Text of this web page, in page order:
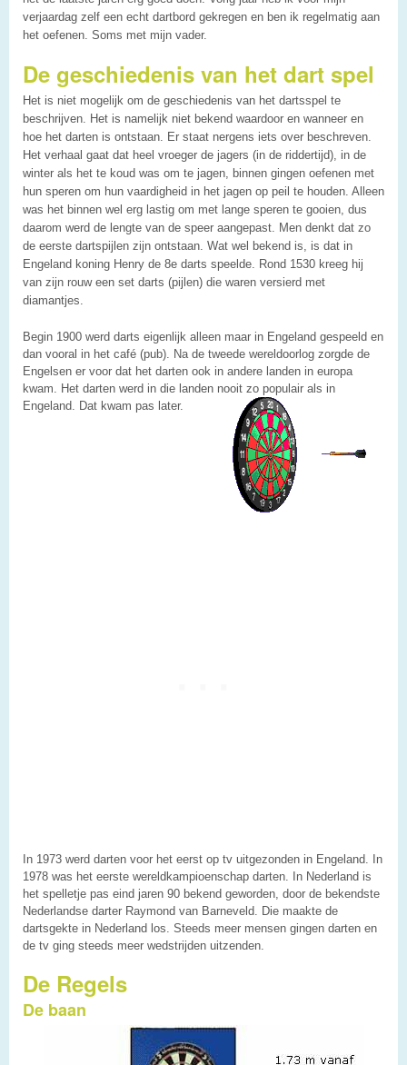
verjaardag zelf een echt dartbord gekregen en ben ik regelmatig aan
het oefenen. Soms met mijn vader.
De geschiedenis van het dart spel
Het is niet mogelijk om de geschiedenis van het dartsspel te
beschrijven. Het is namelijk niet bekend waardoor en wanneer en
hoe het darten is ontstaan. Er staat nergens iets over beschreven.
Het verhaal gaat dat heel vroeger de jagers (in de riddertijd), in de
winter als het te koud was om te jagen, binnen gingen oefenen met
hun speren om hun vaardigheid in het jagen op peil te houden. Alleen
was het binnen wel erg lastig om met lange speren te gooien, dus
daarom werd de lengte van de speer aangepast. Men denkt dat zo
de eerste dartspijlen zijn ontstaan. Wat wel bekend is, is dat in
Engeland koning Henry de 8e darts speelde. Rond 1530 kreeg hij
van zijn rouw een set darts (pijlen) die waren versierd met
diamantjes.
Begin 1900 werd darts eigenlijk alleen maar in Engeland gespeeld en
dan vooral in het café (pub). Na de tweede wereldoorlog zorgde de
Engelsen er voor dat het darten ook in andere landen in europa
kwam. Het darten werd in die landen nooit zo populair als in
Engeland. Dat kwam pas later.
In 1973 werd darten voor het eerst op tv uitgezonden in Engeland. In
1978 was het eerste wereldkampioenschap darten. In Nederland is
het spelletje pas eind jaren 90 bekend geworden, door de bekendste
Nederlandse darter Raymond van Barneveld. Die maakte de
dartsgekte in Nederland los. Steeds meer mensen gingen darten en
de tv ging steeds meer wedstrijden uitzenden.
De Regels
De baan